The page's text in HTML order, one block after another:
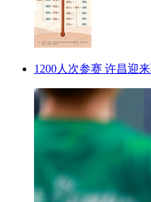
1200人次参赛 许昌迎